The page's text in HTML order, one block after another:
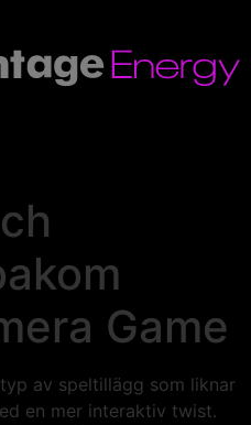
Game
av speltillägg som liknar
en mer interaktiv twist.